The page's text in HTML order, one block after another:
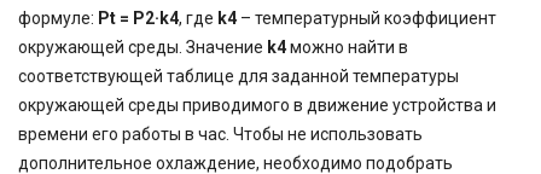
формуле: Pt = P2·k4, где k4 – температурный коэффициент
окружающей среды. Значение k4можно найти в
соответствующей таблице для заданной температуры
окружающей среды приводимого в движение устройства и
времени его работы в час. Чтобы не использовать
дополнительное охлаждение, необходимо подобрать